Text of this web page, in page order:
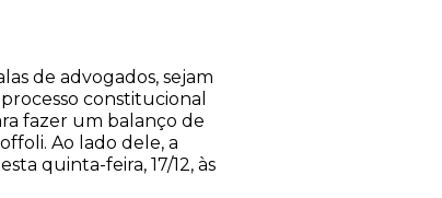
de advogados, sejam
constitucional
fazer um balanço de
Ao lado dele, a
quinta-feira, 17/12, às